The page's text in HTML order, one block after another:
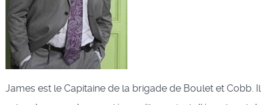
James est le Capitaine de la brigade de Boulet et Cobb. Il